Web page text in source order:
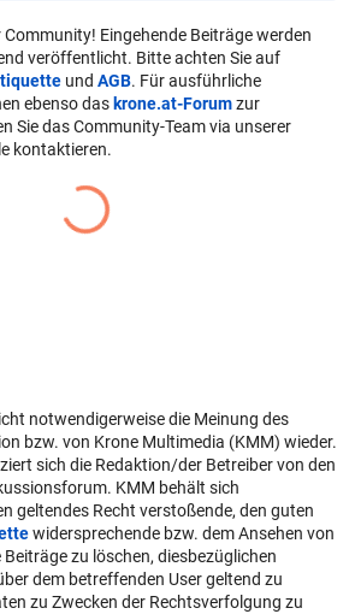
Eingehende Beiträge werden
veröffentlicht. Bitte achten Sie auf
und AGB. Für ausführliche
ebenso das krone.at-Forumzur
Sie das Community-Team via unserer
kontaktieren.
notwendigerweise die Meinung des
bzw. von Krone Multimedia (KMM) wieder.
sich die Redaktion/der Betreiber von den
KMM behält sich
geltendes Recht verstoßende, den guten
widersprechende bzw. dem Ansehen von
zu löschen, diesbezüglichen
dem betreffenden User geltend zu
zu Zwecken der Rechtsverfolgung zu